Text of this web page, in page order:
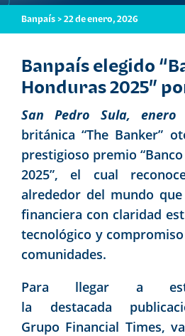
Banpaís > 22 de enero, 2026
Banpaís elegido
Honduras 2025”
San Pedro Sula, enero
británica “The Banker”
prestigioso premio
2025”, el cual
alrededor del mundo
financiera con claridad
tecnológico y
comunidades.
Para llegar a
la destacada
Grupo Financial Times,